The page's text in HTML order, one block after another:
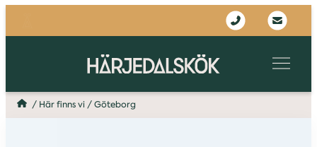
/ Här finns vi /Göteborg